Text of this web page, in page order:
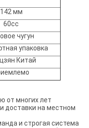
142 мм
60cc
чугун
упаковка
Китай
от многих лет
доставки на местном
и строгая система